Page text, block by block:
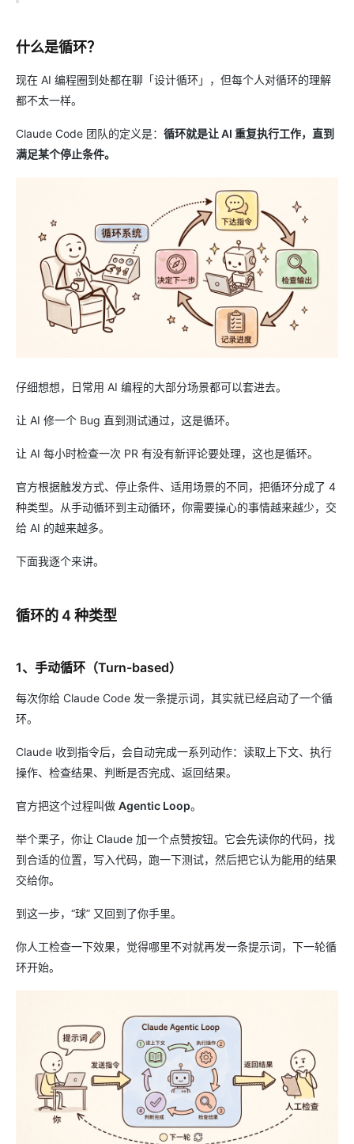
什么是循环？
现在 AI 编程圈到处都在聊「设计循环」，但每个人对循环的理解
都不太一样。
Claude Code 团队的定义是： 循环就是让 AI 重复执行工作，直到
满足某个停止条件。
仔细想想，日常用 AI 编程的大部分场景都可以套进去。
让 AI 修一个 Bug 直到测试通过，这是循环。
让 AI 每小时检查一次 PR 有没有新评论要处理，这也是循环。
官方根据触发方式、停止条件、适用场景的不同，把循环分成了 4
种类型。从手动循环到主动循环，你需要操心的事情越来越少，交
给 AI 的越来越多。
下面我逐个来讲。
循环的 4 种类型
1、手动循环（Turn-based）
每次你给 Claude Code 发一条提示词，其实就已经启动了一个循
环。
Claude 收到指令后，会自动完成一系列动作：读取上下文、执行
操作、检查结果、判断是否完成、返回结果。
官方把这个过程叫做 Agentic Loop。
举个栗子，你让 Claude 加一个点赞按钮。它会先读你的代码，找
到合适的位置，写入代码，跑一下测试，然后把它认为能用的结果
交给你。
到这一步，“球” 又回到了你手里。
你人工检查一下效果，觉得哪里不对就再发一条提示词，下一轮循
环开始。